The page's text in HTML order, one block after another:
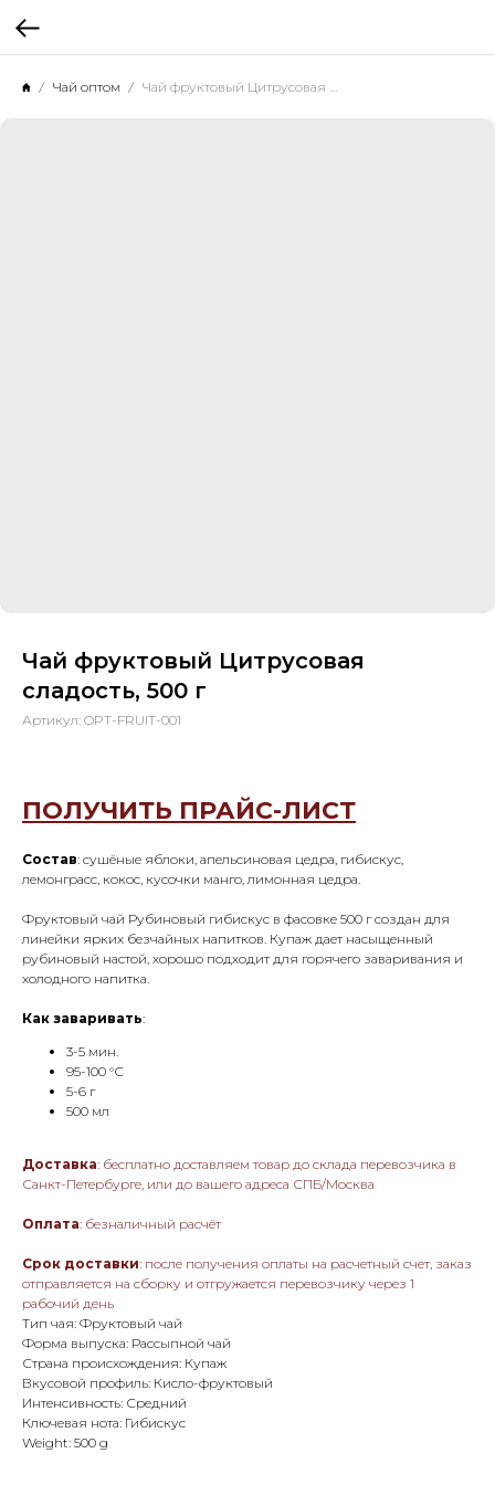
Чай оптом Чай фруктовый Цитрусовая сладость, 500 г
Чай фруктовый Цитрусовая
сладость, 500 г
Артикул: OPT-FRUIT-001
ПОЛУЧИТЬ ПРАЙС-ЛИСТ
Состав: сушёные яблоки, апельсиновая цедра, гибискус,
лемонграсс, кокос, кусочки манго, лимонная цедра.
Фруктовый чай Рубиновый гибискус в фасовке 500 г создан для
линейки ярких безчайных напитков. Купаж дает насыщенный
рубиновый настой, хорошо подходит для горячего заваривания и
холодного напитка.
Как заваривать:
3-5 мин.
95-100 °С
5-6 г
500 мл
Доставка: бесплатно доставляем товар до склада перевозчика в
Санкт-Петербурге, или до вашего адреса СПБ/Москва
Оплата: безналичный расчёт
Срок доставки: после получения оплаты на расчетный счет, заказ
отправляется на сборку и отгружается перевозчику через 1
рабочий день
Тип чая: Фруктовый чай
Форма выпуска: Рассыпной чай
Страна происхождения: Купаж
Вкусовой профиль: Кисло-фруктовый
Интенсивность: Средний
Ключевая нота: Гибискус
Weight: 500 g